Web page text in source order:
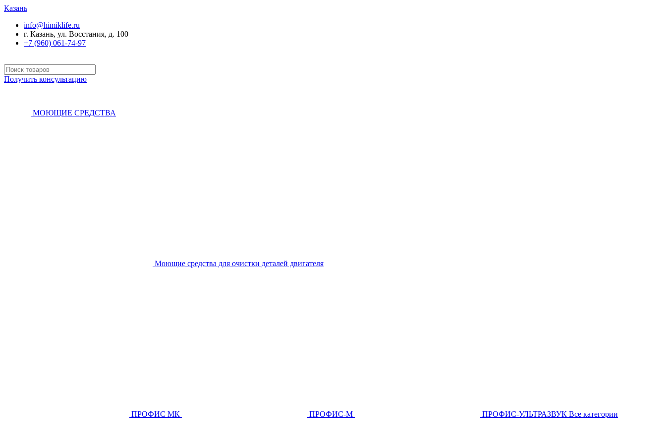
Казань
info@himiklife.ru
г. Казань, ул. Восстания, д. 100
+7 (960) 061-74-97
Получить консультацию
МОЮЩИЕ СРЕДСТВА
Моющие средства для очистки деталей двигателя
ПРОФИС МК ПРОФИС-М ПРОФИС-УЛЬТРАЗВУК Все категории